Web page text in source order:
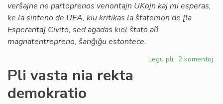
verŝajne ne partoprenos venontajn UKojn kaj mi esperas,
ke la sinteno de UEA, kiu kritikas la ŝtatemon de [la
Esperanta] Civito, sed agadas kiel ŝtato aŭ
magnatentrepreno, ŝanĝiĝu estontece.
Legu pli pri2 komentoj
Pli vasta nia rekta
demokratio